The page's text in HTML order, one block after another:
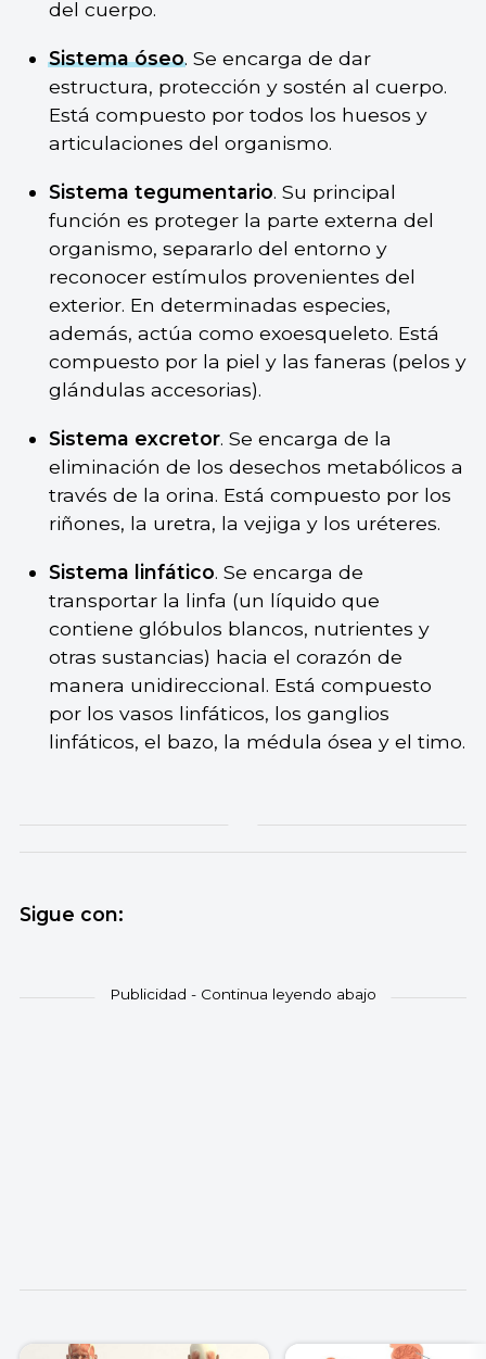
del cuerpo.
Sistema óseo. Se encarga de dar
estructura, protección y sostén al cuerpo.
Está compuesto por todos los huesos y
articulaciones del organismo.
Sistema tegumentario. Su principal
función es proteger la parte externa del
organismo, separarlo del entorno y
reconocer estímulos provenientes del
exterior. En determinadas especies,
además, actúa como exoesqueleto. Está
compuesto por la piel y las faneras (pelos y
glándulas accesorias).
Sistema excretor. Se encarga de la
eliminación de los desechos metabólicos a
través de la orina. Está compuesto por los
riñones, la uretra, la vejiga y los uréteres.
Sistema linfático. Se encarga de
transportar la linfa (un líquido que
contiene glóbulos blancos, nutrientes y
otras sustancias) hacia el corazón de
manera unidireccional. Está compuesto
por los vasos linfáticos, los ganglios
linfáticos, el bazo, la médula ósea y el timo.
Sigue con: